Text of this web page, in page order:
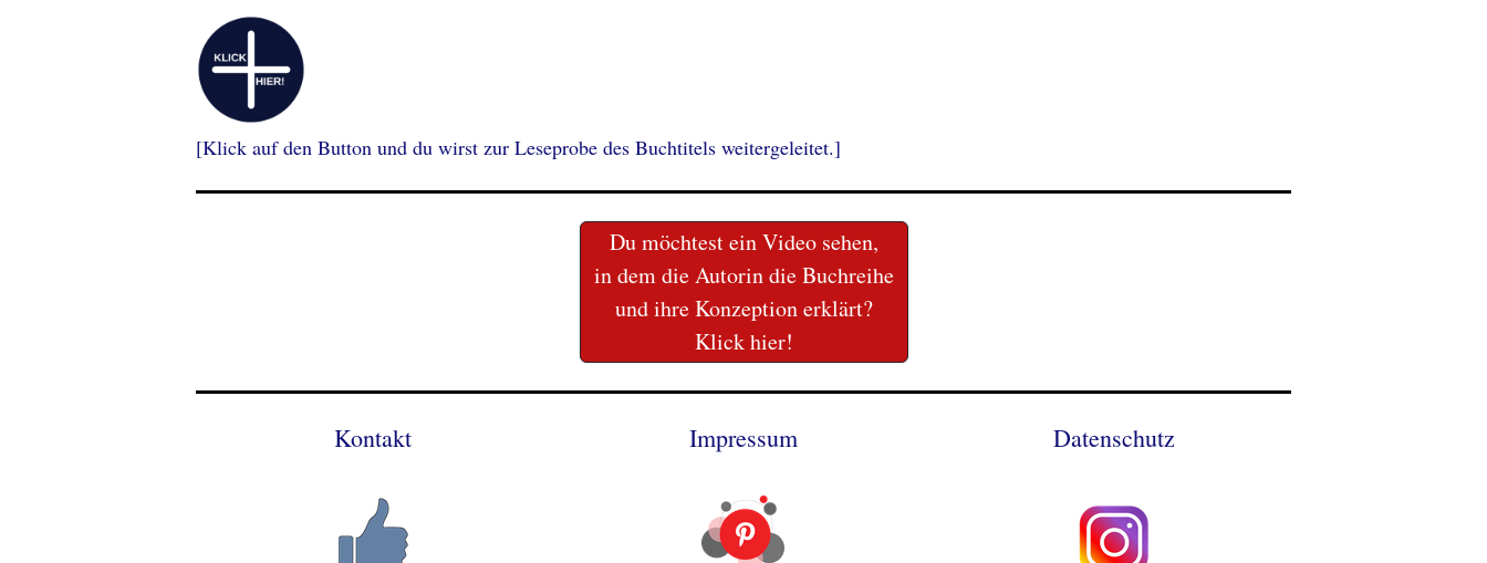
[Klick auf den Button und du wirst zur Leseprobe des Buchtitels weitergeleitet.]
Du möchtest ein Video sehen,
in dem die Autorin die Buchreihe
und ihre Konzeption erklärt?
Klick hier!
Kontakt Impressum Datenschutz